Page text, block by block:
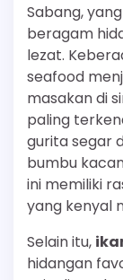
Sabang,
beragam
lezat.
seafood
masakan di
paling
gurita segar
bumbu
ini memiliki
yang kenyal
Selain itu,
hidangan